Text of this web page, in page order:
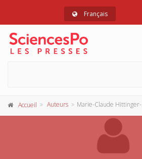
Français
Accueil Auteurs Marie-Claude Hittinger-Le Gros